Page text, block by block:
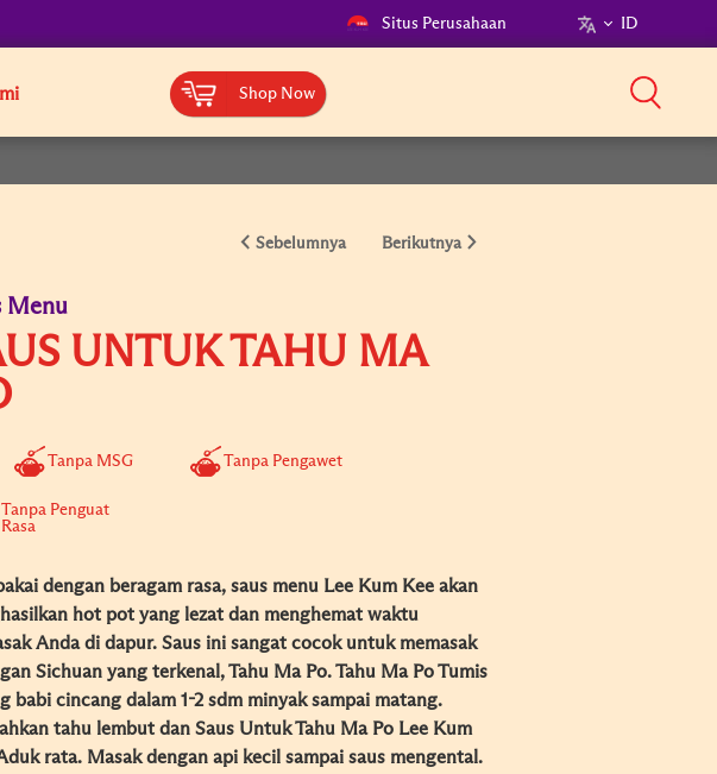
Situs Perusahaan ID
Shop Now
Sebelumnya Berikutnya
Menu
UNTUK TAHU MA
Tanpa MSG Tanpa Pengawet
Tanpa Penguat
Rasa
dengan beragam rasa, saus menu Lee Kum Kee akan
hot pot yang lezat dan menghemat waktu
Anda di dapur. Saus ini sangat cocok untuk memasak
Sichuan yang terkenal, Tahu Ma Po. Tahu Ma Po Tumis
babi cincang dalam 1-2 sdm minyak sampai matang.
tahu lembut dan Saus Untuk Tahu Ma Po Lee Kum
rata. Masak dengan api kecil sampai saus mengental.